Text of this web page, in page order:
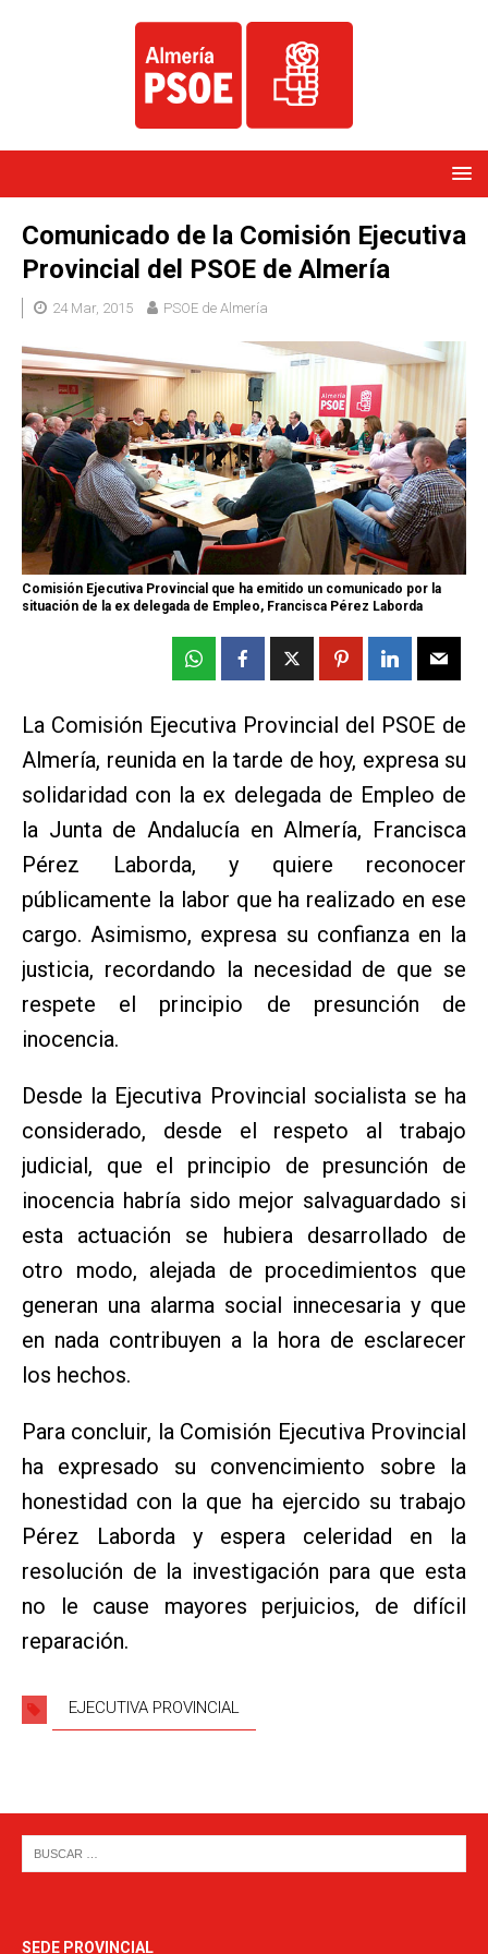
Comunicado de la Comisión Ejecutiva
Provincial del PSOE de Almería
24 Mar, 2015 PSOE de Almería
Comisión Ejecutiva Provincial que ha emitido un comunicado por la
situación de la ex delegada de Empleo, Francisca Pérez Laborda
La Comisión Ejecutiva Provincial del PSOE de
Almería, reunida en la tarde de hoy, expresa su
solidaridad con la ex delegada de Empleo de
la Junta de Andalucía en Almería, Francisca
Pérez Laborda, y quiere reconocer
públicamente la labor que ha realizado en ese
cargo. Asimismo, expresa su confianza en la
justicia, recordando la necesidad de que se
respete el principio de presunción de
inocencia.
Desde la Ejecutiva Provincial socialista se ha
considerado, desde el respeto al trabajo
judicial, que el principio de presunción de
inocencia habría sido mejor salvaguardado si
esta actuación se hubiera desarrollado de
otro modo, alejada de procedimientos que
generan una alarma social innecesaria y que
en nada contribuyen a la hora de esclarecer
los hechos.
Para concluir, la Comisión Ejecutiva Provincial
ha expresado su convencimiento sobre la
honestidad con la que ha ejercido su trabajo
Pérez Laborda y espera celeridad en la
resolución de la investigación para que esta
no le cause mayores perjuicios, de difícil
reparación.
EJECUTIVA PROVINCIAL
SEDE PROVINCIAL